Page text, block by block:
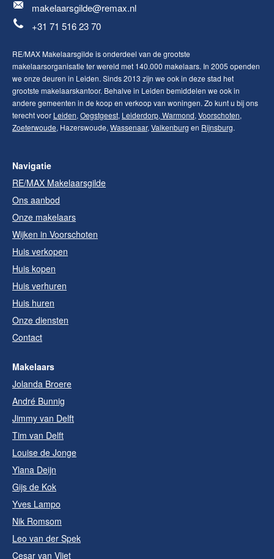
makelaarsgilde@remax.nl
+31 71 516 23 70
RE/MAX Makelaarsgilde is onderdeel van de grootste
makelaarsorganisatie ter wereld met 140.000 makelaars. In 2005 openden
we onze deuren in Leiden. Sinds 2013 zijn we ook in deze stad het
grootste makelaarskantoor. Behalve in Leiden bemiddelen we ook in
andere gemeenten in de koop en verkoop van woningen. Zo kunt u bij ons
terecht voor Leiden, Oegstgeest, Leiderdorp, Warmond, Voorschoten,
Zoeterwoude, Hazerswoude, Wassenaar, Valkenburg en Rijnsburg.
Navigatie
RE/MAX Makelaarsgilde
Ons aanbod
Onze makelaars
Wijken in Voorschoten
Huis verkopen
Huis kopen
Huis verhuren
Huis huren
Onze diensten
Contact
Makelaars
Jolanda Broere
André Bunnig
Jimmy van Delft
Tim van Delft
Louise de Jonge
Ylana Deijn
Gijs de Kok
Yves Lampo
Nik Romsom
Leo van der Spek
Cesar van Vliet